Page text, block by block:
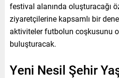
festival alanında oluşturacağı
ziyaretçilerine kapsamlı bir
aktiviteler futbolun coşkusunu
buluşturacak.
Yeni Nesil Şehir